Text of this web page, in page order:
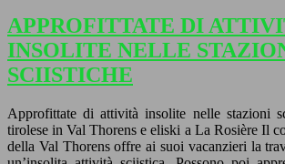
APPROFITTATE DI
INSOLITE NELLE
SCIISTICHE
Approfittate di attività insolite nelle stazioni
tirolese in Val Thorens e eliski a La Rosière Il
della Val Thorens offre ai suoi vacanzieri la